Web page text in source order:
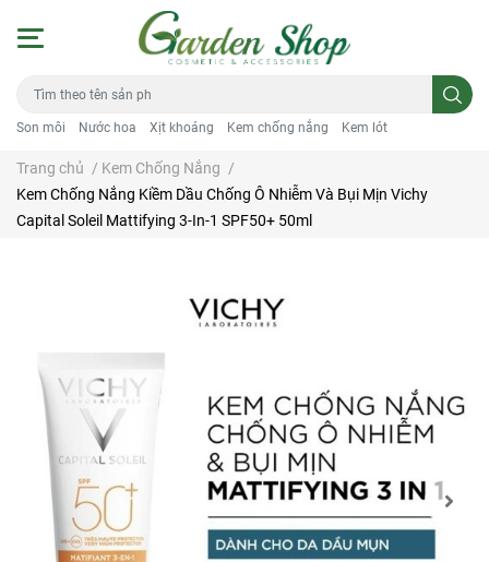
Son môi Nước hoa Xịt khoáng Kem chống nắng Kem lót
Trang chủ / Kem Chống Nắng /
Kem Chống Nắng Kiềm Dầu Chống Ô Nhiễm Và Bụi Mịn Vichy
Capital Soleil Mattifying 3-In-1 SPF50+ 50ml